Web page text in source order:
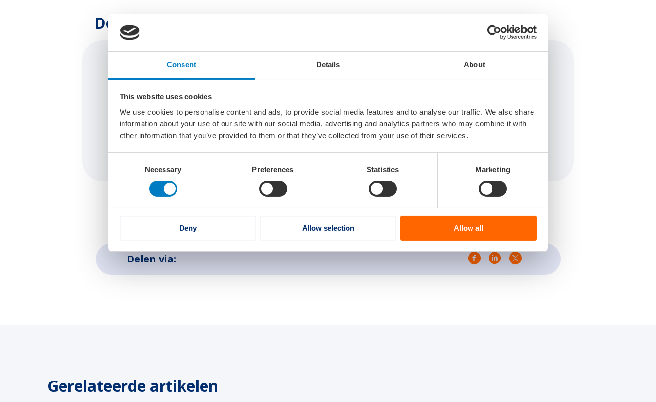
Consent Details About
This website uses cookies
We use cookies to personalise content and ads, to provide social media features and to analyse our traffic. We also share
information about your use of our site with our social media, advertising and analytics partners who may combine it with
other information that you’ve provided to them or that they’ve collected from your use of their services.
Necessary Preferences Statistics Marketing
Deny Allow selection Allow all
Downloads
Maritime AI InnovationLab_Nieuwsbrief_SPREAD
General Introduction Maritime AI Innovation Lab
Delen via:
Gerelateerde artikelen